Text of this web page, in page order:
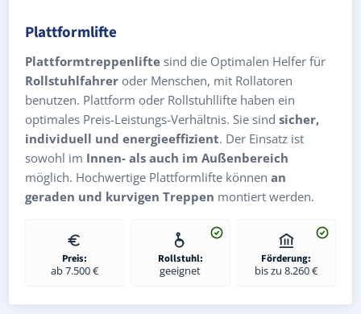
Plattformlifte
Plattformtreppenlifte sind die Optimalen Helfer für
Rollstuhlfahrer oder Menschen, mit Rollatoren
benutzen. Plattform oder Rollstuhllifte haben ein
optimales Preis-Leistungs-Verhältnis. Sie sind sicher,
individuell und energieeffizient. Der Einsatz ist
sowohl im Innen- als auch im Außenbereich
möglich. Hochwertige Plattformlifte können an
geraden und kurvigen Treppen montiert werden.
Preis:
ab 7.500 €
Rollstuhl:
geeignet
Förderung:
bis zu 8.260 €